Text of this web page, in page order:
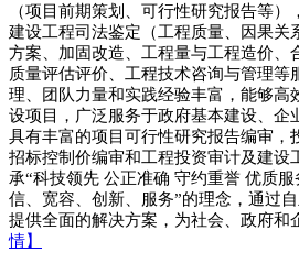
（项目前期策划、可行性研究报告等）
建设工程司法鉴定（工程质量、因果关
方案、加固改造、 工程量与工程造价、
质量评估评价、工程技术咨询与管理等
理、团队力量和实践经验丰富，能够高
设项目，广泛服务于政府基本建设、企
具有丰富的项目可行性研究报告编审，
招标控制价编审和工程投资审计及建设
承“科技领先 公正准确 守约重誉 优质
信、宽容、创新、服务”的理念，通过
提供全面的解决方案，为社会、政府和
情】